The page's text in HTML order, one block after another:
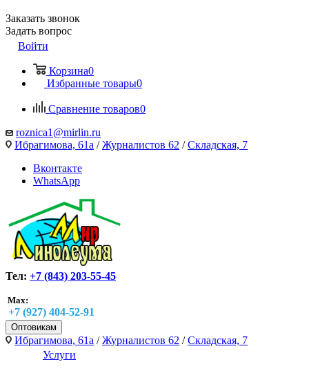
Заказать звонок
Задать вопрос
Войти
Корзина0
Избранные товары0
Сравнение товаров0
roznica1@mirlin.ru
Ибрагимова, 61а /Журналистов 62 /Складская, 7
Вконтакте
WhatsApp
Тел: +7 (843) 203-55-45
Max:
+7 (927) 404-52-91
Оптовикам
Ибрагимова, 61а /Журналистов 62 /Складская, 7
Услуги